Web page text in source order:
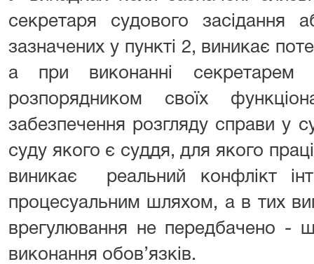
секретаря судового засідання
зазначених у пункті 2, виникає
а при виконанні секретарем
розпорядником своїх
забезпечення розгляду справи у
суду якого є суддя, для якого
виникає реальний конфлікт
процесуальним шляхом, а в тих
врегулювання не передбачено -
виконання обов’язків.